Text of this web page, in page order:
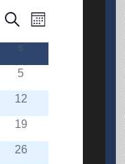
Suche
und
Ansichten,
Navigation
Suche
Ansichten-
Monat
S
5
12
19
26